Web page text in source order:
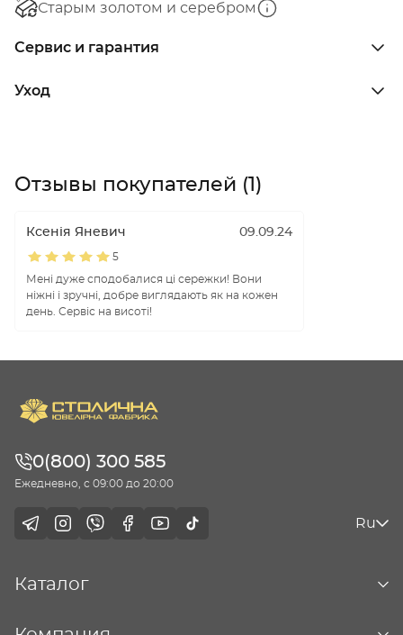
Старым золотом и серебром
Сервис и гарантия
Уход
Отзывы покупателей (1)
Ксенія Яневич 09.09.24
5
Мені дуже сподобалися ці сережки! Вони
ніжні і зручні, добре виглядають як на кожен
день. Сервіс на висоті!
0(800) 300 585
Ежедневно, с 09:00 до 20:00
Ru
Каталог